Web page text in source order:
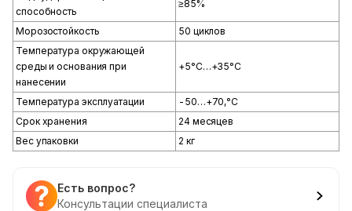
способность
≥85%
Морозостойкость
50 циклов
Температура окружающей
среды и основания при
нанесении
+5°С…+35°С
Температура эксплуатации
-50…+70,°С
Срок хранения
24 месяцев
Вес упаковки
2 кг
Есть вопрос?
Консультации специалиста